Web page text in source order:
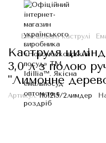
Емальовані каструлі
Каструля
3,0 л з полою
"Лимонне
Артикул:I161215/2лимдер